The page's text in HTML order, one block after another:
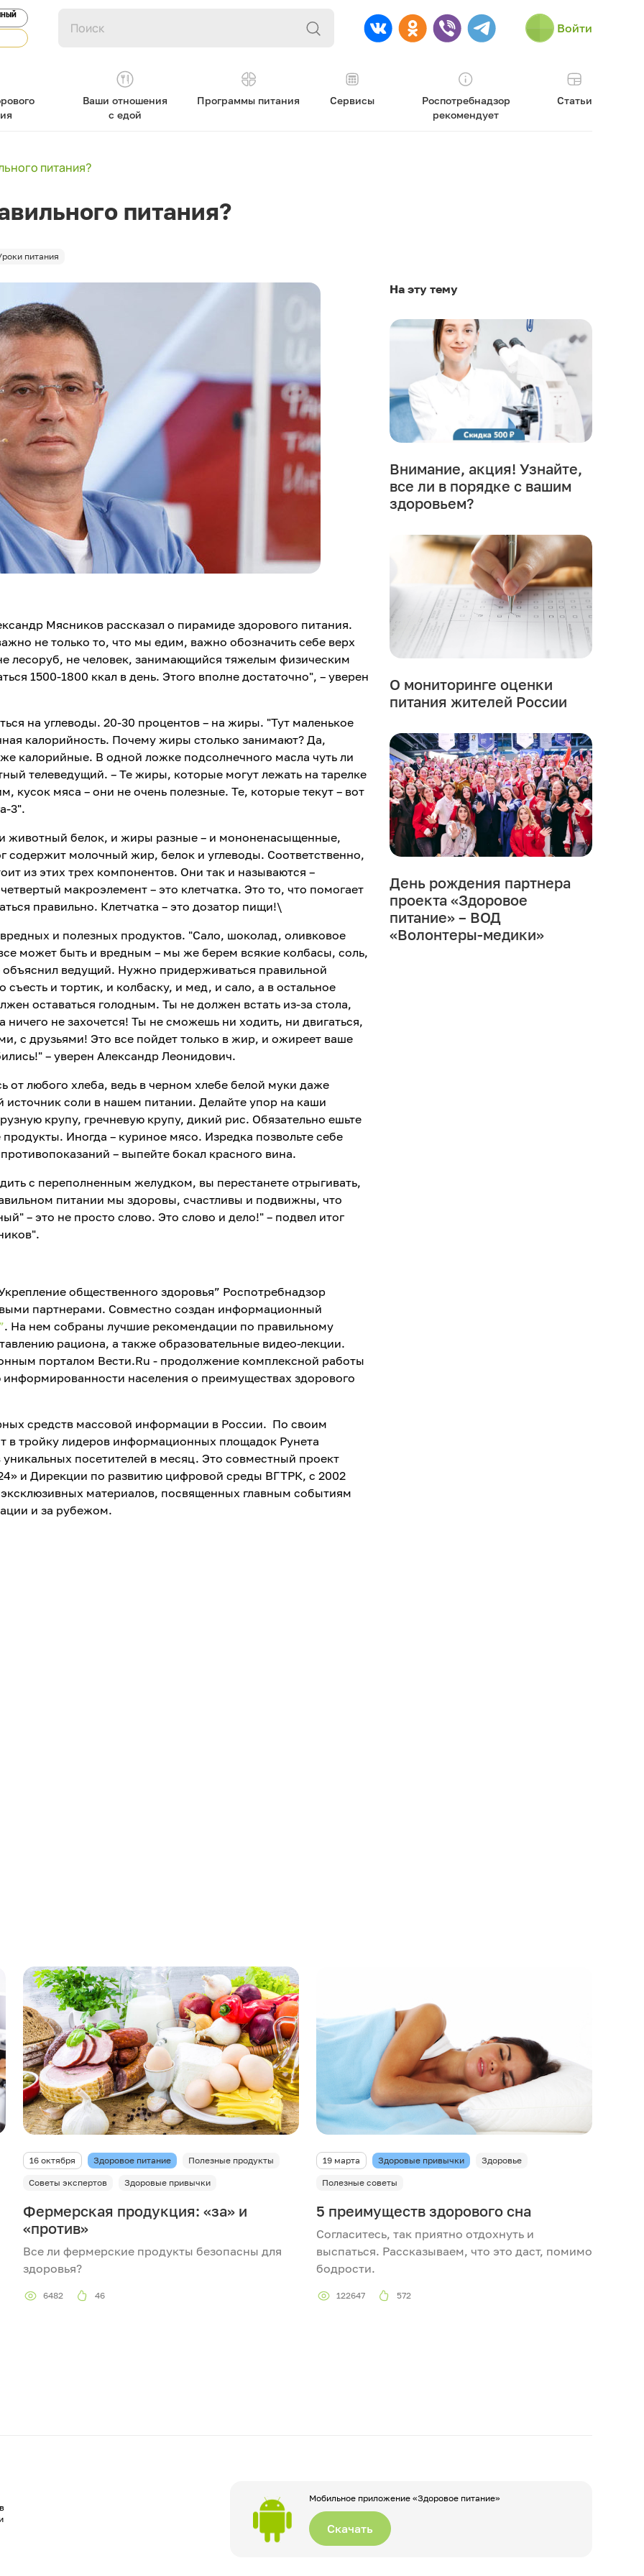
Войти
Ваши отношения
с едой
Программы питания Сервисы
Роспотребнадзор
рекомендует
Статьи
питания?
питания?
питания
Мясников рассказал о пирамиде здорового питания.
не только то, что мы едим, важно обозначить себе верх
лесоруб, не человек, занимающийся тяжелым физическим
1500-1800 ккал в день. Этого вполне достаточно", – уверен
на углеводы. 20-30 процентов – на жиры. "Тут маленькое
калорийность. Почему жиры столько занимают? Да,
калорийные. В одной ложке подсолнечного масла чуть ли
телеведущий. – Те жиры, которые могут лежать на тарелке
кусок мяса – они не очень полезные. Те, которые текут – вот
3".
животный белок, и жиры разные – и мононенасыщенные,
содержит молочный жир, белок и углеводы. Соответственно,
из этих трех компонентов. Они так и называются –
макроэлемент – это клетчатка. Это то, что помогает
правильно. Клетчатка – это дозатор пищи!\
и полезных продуктов. "Сало, шоколад, оливковое
может быть и вредным – мы же берем всякие колбасы, соль,
объяснил ведущий. Нужно придерживаться правильной
и тортик, и колбаску, и мед, и сало, а в остальное
оставаться голодным. Ты не должен встать из-за стола,
ничего не захочется! Ты не сможешь ни ходить, ни двигаться,
с друзьями! Это все пойдет только в жир, и ожиреет ваше
– уверен Александр Леонидович.
от любого хлеба, ведь в черном хлебе белой муки даже
соли в нашем питании. Делайте упор на каши
крупу, гречневую крупу, дикий рис. Обязательно ешьте
Иногда – куриное мясо. Изредка позвольте себе
– выпейте бокал красного вина.
с переполненным желудком, вы перестанете отрыгивать,
питании мы здоровы, счастливы и подвижны, что
– это не просто слово. Это слово и дело!" – подвел итог
общественного здоровья” Роспотребнадзор
партнерами. Совместно создан информационный
. На нем собраны лучшие рекомендации по правильному
рациона, а также образовательные видео-лекции.
порталом Вести.Ru - продолжение комплексной работы
населения о преимуществах здорового
средств массовой информации в России. По своим
в тройку лидеров информационных площадок Рунета
посетителей в месяц. Это совместный проект
и Дирекции по развитию цифровой среды ВГТРК, с 2002
материалов, посвященных главным событиям
и за рубежом.
На эту тему
Внимание, акция! Узнайте,
все ли в порядке с вашим
здоровьем?
О мониторинге оценки
питания жителей России
День рождения партнера
проекта «Здоровое
питание» – ВОД
«Волонтеры-медики»
16 октября Здоровое питание Полезные продукты
Советы экспертов Здоровые привычки
Фермерская продукция: «за» и
«против»
Все ли фермерские продукты безопасны для
здоровья?
6482 46
19 марта Здоровые привычки Здоровье
Полезные советы
5 преимуществ здорового сна
Согласитесь, так приятно отдохнуть и
выспаться. Рассказываем, что это даст, помимо
бодрости.
122647 572
Мобильное приложение «Здоровое питание»
Скачать